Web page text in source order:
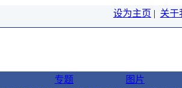
设为主页 | 关于
专题
图片